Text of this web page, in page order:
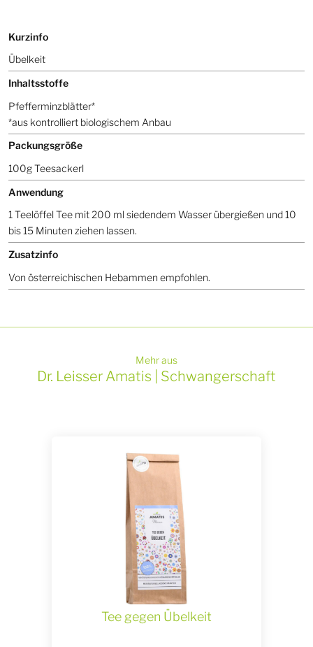
Kurzinfo
Übelkeit
Inhaltsstoffe
Pfefferminzblätter*
*aus kontrolliert biologischem Anbau
Packungsgröße
100g Teesackerl
Anwendung
1 Teelöffel Tee mit 200 ml siedendem Wasser übergießen und 10
bis 15 Minuten ziehen lassen.
Zusatzinfo
Von österreichischen Hebammen empfohlen.
Mehr aus
Dr. Leisser Amatis | Schwangerschaft
Tee gegen Übelkeit